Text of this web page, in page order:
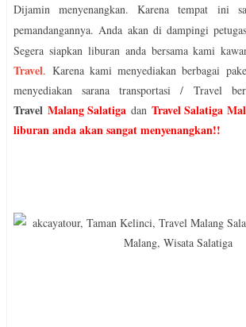
Dijamin menyenangkan. Karena tempat ini
pemandangannya. Anda akan di dampingi
Segera siapkan liburan anda bersama kami
Travel. Karena kami menyediakan berbagai
menyediakan sarana transportasi / Travel
Travel Malang Salatiga dan Travel Salatiga
liburan anda akan sangat menyenangkan!!